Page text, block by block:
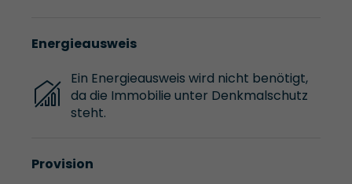
Energieausweis
Ein Energieausweis wird nicht benötigt,
da die Immobilie unter Denkmalschutz
steht.
Provision